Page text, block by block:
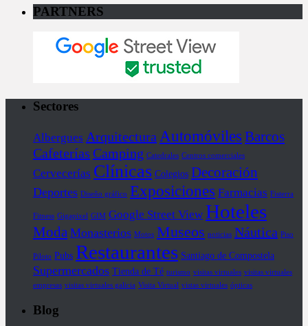
PARTNERS
Sectores
Albergues Arquitectura Automóviles Barcos
Cafeterías Camping Catedrales Centros comerciales
Cervecerías Clínicas Colegios Decoración
Deportes Diseño gráfico Exposiciones Farmacias Fisterra
Fitness Gigapixel GIM Google Street View Hoteles
Moda Monasterios Motos Museos noticias Náutica Piso
Piloto Pubs Restaurantes Santiago de Compostela
Supermercados Tienda de Té turismo visitas virtuales visitas virtuales
empresas visitas virtuales galicia Visita Virtual vistas virtuales ópticas
Blog